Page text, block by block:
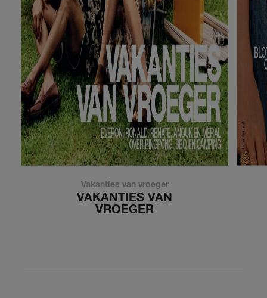
Vakanties van vroeger
VAKANTIES VAN
VROEGER